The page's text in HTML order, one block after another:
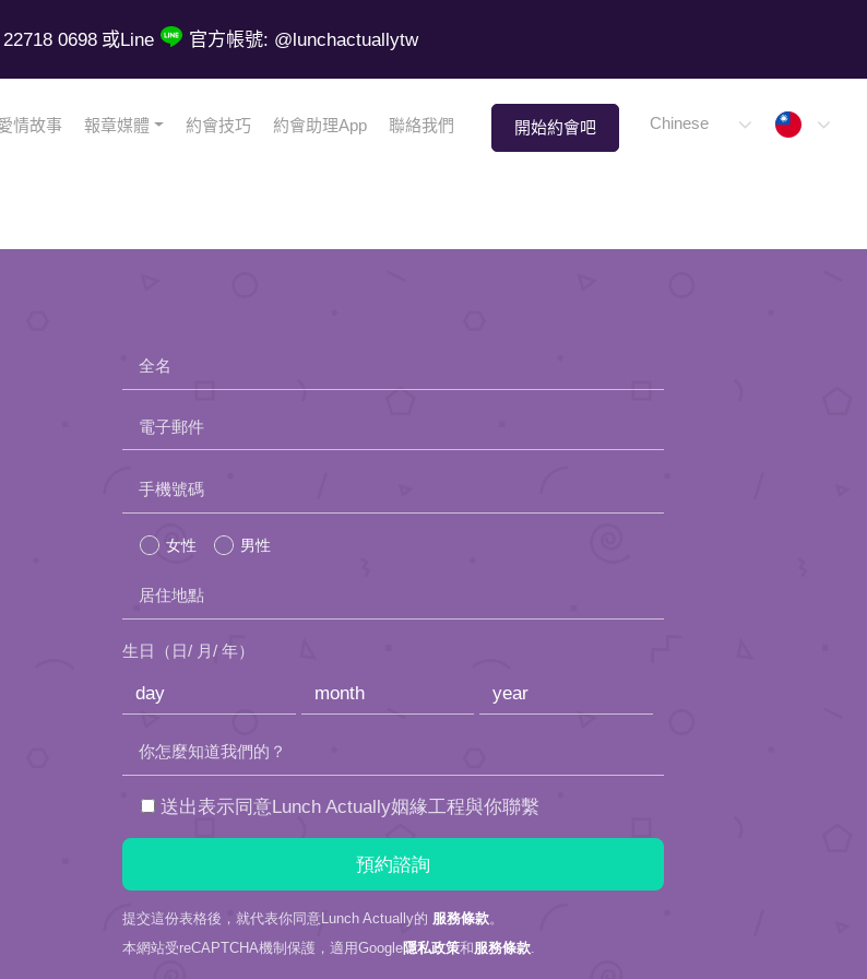
0698 或Line 官方帳號: @lunchactuallytw
情故事 報章媒體 約會技巧 約會助理App 聯絡我們 開始約會吧 Chinese Taiwan
全名
電子郵件
Please
field
empty.
手機號碼
女性 男性
居住地點
生日（日/ 月/ 年）
你怎麼知道我們的？
送出表示同意Lunch Actually姻緣工程與你聯繫
提交這份表格後，就代表你同意Lunch Actually的 服務條款。
本網站受reCAPTCHA機制保護，適用Google隱私政策和服務條款.